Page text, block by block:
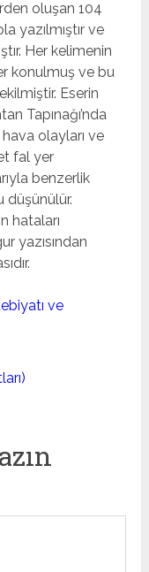
oluşan 104
yazılmıştır ve
Her kelimenin
konulmuş ve bu
Eserin
Tapınağı’nda
hava olayları ve
fal yer
benzerlik
düşünülür.
hataları
yazısından
ve